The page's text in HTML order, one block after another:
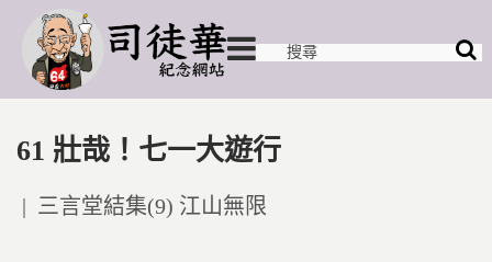
61 壯哉！七一大遊行
Posted
三言堂結集(9) 江山無限